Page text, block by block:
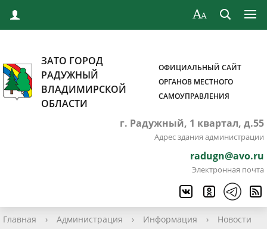
ЗАТО ГОРОД
РАДУЖНЫЙ
ВЛАДИМИРСКОЙ
ОБЛАСТИ
ОФИЦИАЛЬНЫЙ САЙТ
ОРГАНОВ МЕСТНОГО
САМОУПРАВЛЕНИЯ
г. Радужный, 1 квартал, д.55
Адрес здания администрации
radugn@avo.ru
Электронная почта
Главная › Администрация › Информация › Новости